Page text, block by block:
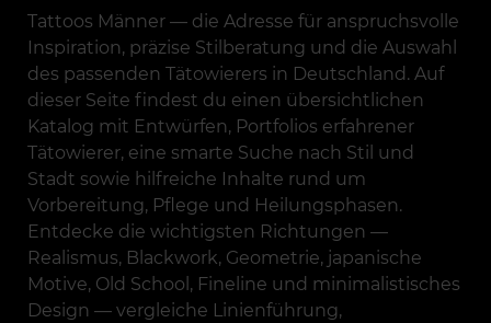
Tattoos Männer — die Adresse für anspruchsvolle
Inspiration, präzise Stilberatung und die Auswahl
des passenden Tätowierers in Deutschland. Auf
dieser Seite findest du einen übersichtlichen
Katalog mit Entwürfen, Portfolios erfahrener
Tätowierer, eine smarte Suche nach Stil und
Stadt sowie hilfreiche Inhalte rund um
Vorbereitung, Pflege und Heilungsphasen.
Entdecke die wichtigsten Richtungen —
Realismus, Blackwork, Geometrie, japanische
Motive, Old School, Fineline und minimalistisches
Design — vergleiche Linienführung,